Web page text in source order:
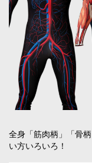
全身「筋肉柄」「骨
い方いろいろ！